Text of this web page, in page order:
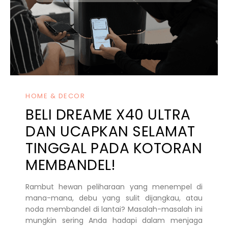
HOME & DECOR
BELI DREAME X40 ULTRA
DAN UCAPKAN SELAMAT
TINGGAL PADA KOTORAN
MEMBANDEL!
Rambut hewan peliharaan yang menempel di
mana-mana, debu yang sulit dijangkau, atau
noda membandel di lantai? Masalah-masalah ini
mungkin sering Anda hadapi dalam menjaga